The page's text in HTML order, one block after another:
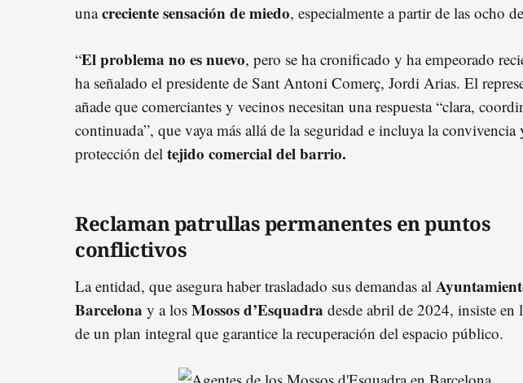
unacreciente sensación de miedo, especialmente a partir de las ocho
“El problema no es nuevo, pero se ha cronificado y ha empeorado
ha señalado el presidente de Sant Antoni Comerç, Jordi Arias. El
añade que comerciantes y vecinos necesitan una respuesta “clara,
continuada”, que vaya más allá de la seguridad e incluya la convivencia
protección del tejido comercial del barrio.
Reclaman patrullas permanentes en puntos
conflictivos
La entidad, que asegura haber trasladado sus demandas al
Barcelona y a los Mossos d’Esquadra desde abril de 2024, insiste en
de un plan integral que garantice la recuperación del espacio público.